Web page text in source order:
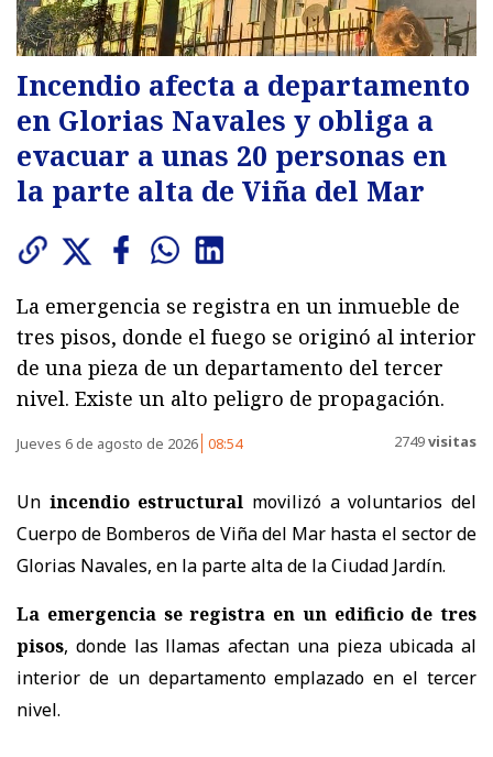
Incendio afecta a departamento
en Glorias Navales y obliga a
evacuar a unas 20 personas en
la parte alta de Viña del Mar
La emergencia se registra en un inmueble de
tres pisos, donde el fuego se originó al interior
de una pieza de un departamento del tercer
nivel. Existe un alto peligro de propagación.
Jueves 6 de agosto de 2026 08:54 2749visitas
Un incendio estructural movilizó a voluntarios del
Cuerpo de Bomberos de Viña del Mar hasta el sector de
Glorias Navales, en la parte alta de la Ciudad Jardín.
La emergencia se registra en un edificio de tres
pisos, donde las llamas afectan una pieza ubicada al
interior de un departamento emplazado en el tercer
nivel.